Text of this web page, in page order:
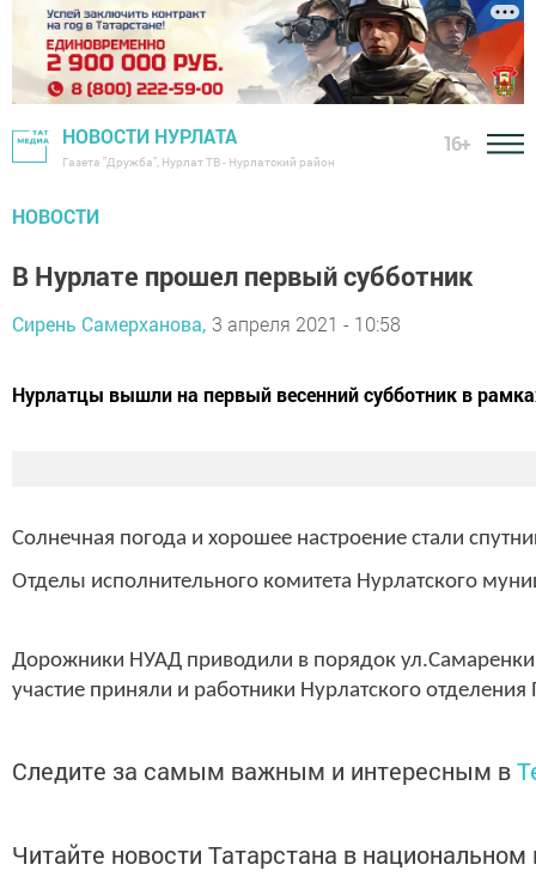
НОВОСТИ НУРЛАТА
Газета "Дружба", Нурлат ТВ - Нурлатский район
16+
НОВОСТИ
В Нурлате прошел первый субботник
Сирень Самерханова, 3 апреля 2021 - 10:58
Нурлатцы вышли на первый весенний субботник в
Солнечная погода и хорошее настроение стали
Отделы исполнительного комитета Нурлатского
Дорожники НУАД приводили в порядок
участие приняли и работники Нурлатского
Следите за самым важным и интересным в
Читайте новости Татарстана в